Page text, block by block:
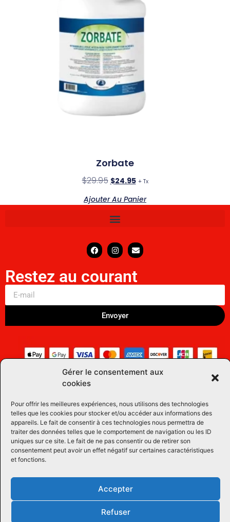
Gérer le consentement aux
cookies
Pour offrir les meilleures expériences, nous utilisons des technologies
telles que les cookies pour stocker et/ou accéder aux informations des
appareils. Le fait de consentir à ces technologies nous permettra de
traiter des données telles que le comportement de navigation ou les ID
uniques sur ce site. Le fait de ne pas consentir ou de retirer son
consentement peut avoir un effet négatif sur certaines caractéristiques
et fonctions.
Accepter
Refuser
Zorbate
$29.95 $24.95 + Tx
Ajouter Au Panier
Restez au courant
Envoyer